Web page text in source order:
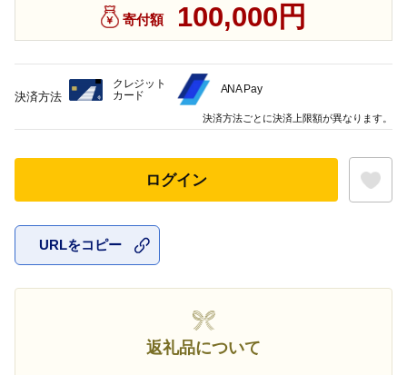
寄付額 100,000円
ログイン
URLをコピー
返礼品について
決済方法
クレジット
カード
ANA Pay
決済方法ごとに決済上限額が異なります。